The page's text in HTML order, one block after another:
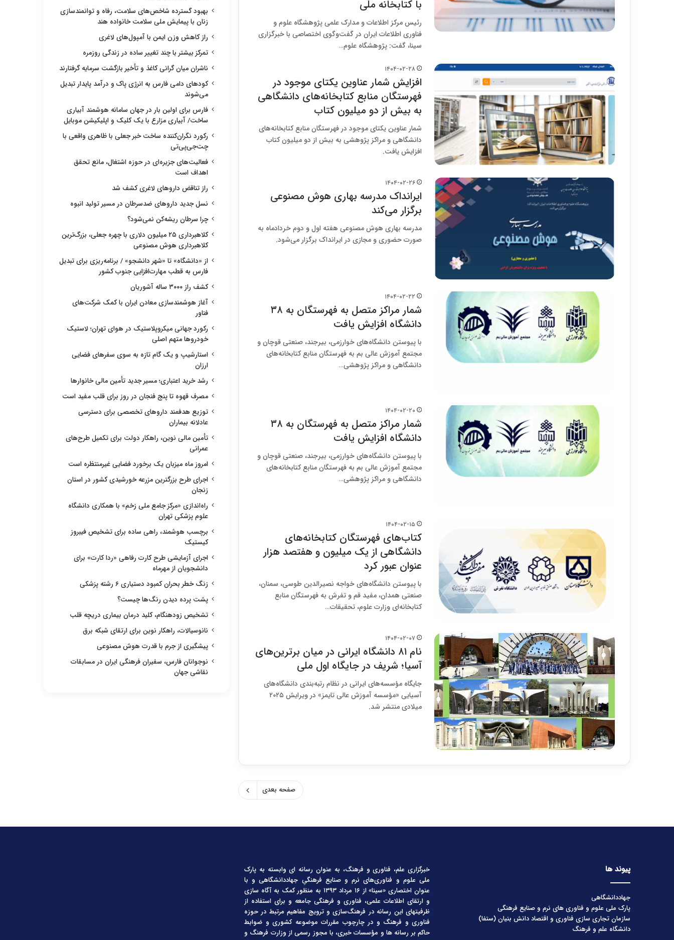
با کتابخانه ملّی
رئیس مرکز اطلاعات و مدارک علمی پژوهشگاه علوم و
فناوری اطلاعات ایران در گفت‌و‌گوی اختصاصی با خبرگزاری
سینا، گفت: پژوهشگاه علوم…
۱۴۰۴-۰۲-۲۸
افزایش شمار عناوین یکتای موجود در
فهرستگان منابع کتابخانه‌های دانشگاهی
به بیش از دو میلیون کتاب
شمار عناوین یکتای موجود در فهرستگان منابع کتابخانه‌های
دانشگاهی و مراکز پژوهشی به بیش از دو میلیون کتاب
افزایش یافت.
۱۴۰۴-۰۲-۲۶
ایرانداک مدرسه بهاری هوش مصنوعی
برگزار می‌کند
مدرسه بهاری هوش مصنوعی هفته اول و دوم خردادماه به
صورت حضوری و مجازی در ایرانداک برگزار می‌شود.
۱۴۰۴-۰۲-۲۲
شمار مراکز متصل به فهرستگان به ۳۸
دانشگاه افزایش یافت
با پیوستن دانشگاه‌های خوارزمی، بیرجند، صنعتی قوچان و
مجتمع آموزش عالی بم به فهرستگان منابع کتابخانه‌های
دانشگاهی و مراکز پژوهشی…
۱۴۰۴-۰۲-۲۰
شمار مراکز متصل به فهرستگان به ۳۸
دانشگاه افزایش یافت
با پیوستن دانشگاه‌های خوارزمی، بیرجند، صنعتی قوچان و
مجتمع آموزش عالی بم به فهرستگان منابع کتابخانه‌های
دانشگاهی و مراکز پژوهشی…
۱۴۰۴-۰۲-۱۵
کتاب‌های فهرستگان کتابخانه‌های
دانشگاهی از یک میلیون و هفتصد هزار
عنوان عبور کرد
با پیوستن دانشگاه‌های خواجه نصیرالدین طوسی، سمنان،
صنعتی همدان، مفید قم و تفرش به فهرستگان منابع
کتابخانه‌ای وزارت علوم، تحقیقات…
۱۴۰۴-۰۲-۰۷
نام ۸۱ دانشگاه ایرانی در میان برترین‌های
آسیا؛ شریف در جایگاه اول ملی
جایگاه مؤسسه‌های ایرانی در نظام رتبه‌بندی دانشگاه‌های
آسیایی «مؤسسه آموزش عالی تایمز» در ویرایش ۲۰۲۵
میلادی منتشر شد.
صفحه بعدی
بهبود گسترده شاخص‌های سلامت، رفاه و توانمندسازی
زنان با پیمایش ملی سلامت خانواده هند
راز کاهش وزن ایمن با آمپول‌های لاغری
تمرکز بیشتر با چند تغییر ساده در زندگی روزمره
ناشران میان گرانی کاغذ و تأخیر بازگشت سرمایه گرفتارند
کودهای دامی فارس به انرژی پاک و درآمد پایدار تبدیل
می‌شوند
فارس برای اولین بار در جهان سامانه هوشمند آبیاری
ساخت/ آبیاری مزارع با یک کلیک و اپلیکیشن موبایل
رکورد نگران‌کننده ساخت خبر جعلی با ظاهری واقعی با
چت‌جی‌پی‌تی
فعالیت‌های جزیره‌ای در حوزه اشتغال، مانع تحقق
اهداف است
راز تناقض داروهای لاغری کشف شد
نسل جدید داروهای ضدسرطان در مسیر تولید انبوه
چرا سرطان ریشه‌کن نمی‌شود؟
کلاهبرداری ۲۵ میلیون دلاری با چهره جعلی، بزرگ‌ترین
کلاهبرداری هوش مصنوعی
از «دانشگاه» تا «شهر دانشجو» / برنامه‌ریزی برای تبدیل
فارس به قطب مهارت‌افزایی جنوب کشور
کشف راز ۳۰۰۰ ساله آشوریان
آغاز هوشمندسازی معادن ایران با کمک شرکت‌های
فناور
رکورد جهانی میکروپلاستیک در هوای تهران؛ لاستیک
خودروها متهم اصلی
استارشیپ و یک گام تازه به سوی سفرهای فضایی
ارزان
رشد خرید اعتباری؛ مسیر جدید تأمین مالی خانوارها
مصرف قهوه تا پنج فنجان در روز برای قلب مفید است
توزیع هدفمند داروهای تخصصی برای دسترسی
عادلانه بیماران
تأمین مالی نوین، راهکار دولت برای تکمیل طرح‌های
عمرانی
امروز ماه میزبان یک برخورد فضایی غیرمنتظره است
اجرای طرح بزرگترین مزرعه خورشیدی کشور در استان
زنجان
راه‌اندازی «مرکز جامع ملی زخم» با همکاری دانشگاه
علوم پزشکی تهران
برچسب هوشمند، راهی ساده برای تشخیص فیبروز
کیستیک
اجرای آزمایشی طرح کارت رفاهی «ردا کارت» برای
دانشجویان از مهرماه
زنگ خطر بحران کمبود دستیاری ۶ رشته پزشکی
پشت پرده دیدن رنگ‌ها چیست؟
تشخیص زودهنگام، کلید درمان بیماری دریچه قلب
نانوسیالات، راهکار نوین برای ارتقای شبکه برق
پیشگیری از جرم با قدرت هوش مصنوعی
نوجوانان فارس، سفیران فرهنگی ایران در مسابقات
نقاشی جهان
پیوند ها
جهاددانشگاهی
پارک ملی علوم و فناوری های نرم و صنایع فرهنگی
سازمان تجاری سازی فناوری و اقتصاد دانش بنیان (ستفا)
دانشگاه علم و فرهنگ
خبرگزاری علم، فناوری و فرهنگ، به عنوان رسانه ای وابسته به پارک
ملی علوم و فناوری‌های نرم و صنایع فرهنگیِ جهاددانشگاهی و با
عنوان اختصاری «سینا» از ۱۶ مرداد ۱۳۹۳ به منظور کمک به آگاه سازی
و ارتقای اطلاعات علمی، فناوری و فرهنگی جامعه و برای استفاده از
ظرفیتهای این رسانه در فرهنگ‌سازی و ترویج مفاهیم مرتبط در حوزه
فناوری و فرهنگ و در چارچوب مقررات موضوعه کشوری و ضوابط
حاکم بر رسانه ها و مؤسسات خبری، با مجوز رسمی از وزارت فرهنگ و